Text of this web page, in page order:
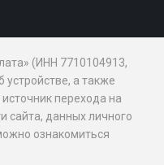
(ИНН 7710104913,
а также
перехода на
сайта, данных личного
ознакомиться